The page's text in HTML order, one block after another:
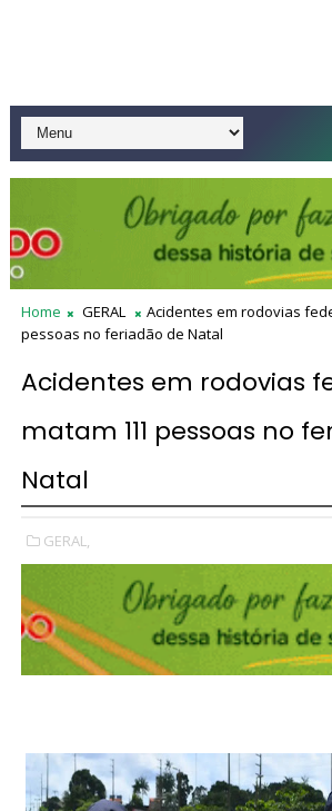
Home GERAL
Acidentes em rodovias
pessoas no feriadão de Natal
Acidentes em rodovias
matam 111 pessoas no
Natal
GERAL,